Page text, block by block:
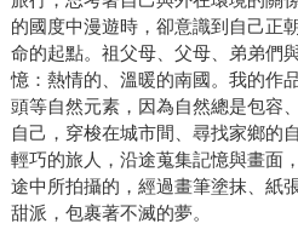
的國度中漫遊時，卻意識到自己正
命的起點。祖父母、父母、弟弟們
憶：熱情的、溫暖的南國。我的作
頭等自然元素，因為自然總是包容
自己，穿梭在城市間、尋找家鄉的
輕巧的旅人，沿途蒐集記憶與畫面
途中所拍攝的，經過畫筆塗抹、紙
甜派，包裹著不滅的夢。